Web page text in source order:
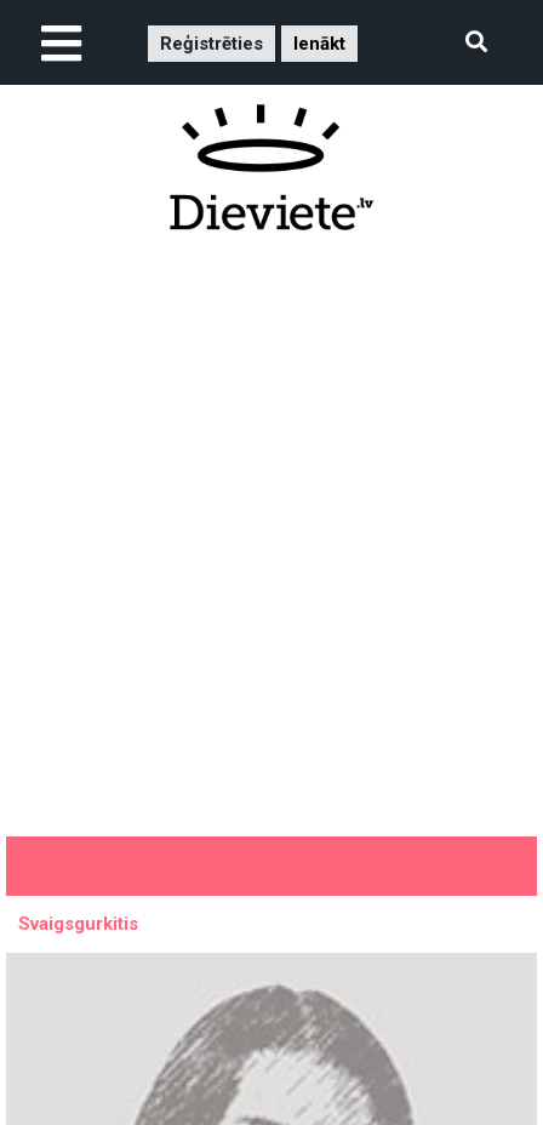
Reģistrēties Ienākt
Svaigsgurkitis